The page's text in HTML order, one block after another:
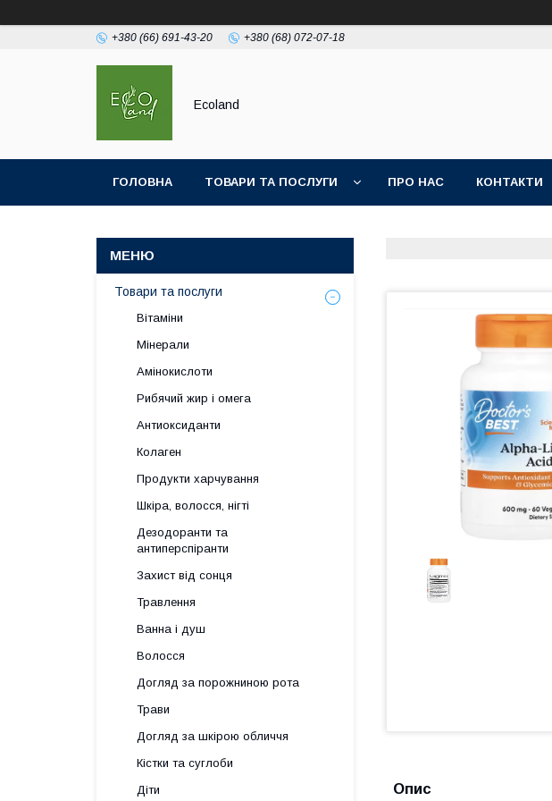
+380 (66) 691-43-20 +380 (68) 072-07-18
Ecoland
ГОЛОВНА ТОВАРИ ТА ПОСЛУГИ ПРО НАС КОНТАКТИ
Опис
Товари та послуги
Вітаміни
Мінерали
Амінокислоти
Рибячий жир і омега
Антиоксиданти
Колаген
Продукти харчування
Шкіра, волосся, нігті
Дезодоранти та
антиперспіранти
Захист від сонця
Травлення
Ванна і душ
Волосся
Догляд за порожниною рота
Трави
Догляд за шкірою обличчя
Кістки та суглоби
Діти